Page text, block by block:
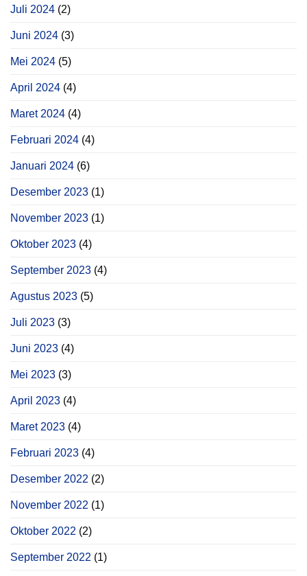
Juli 2024 (2)
Juni 2024 (3)
Mei 2024 (5)
April 2024 (4)
Maret 2024 (4)
Februari 2024 (4)
Januari 2024 (6)
Desember 2023 (1)
November 2023 (1)
Oktober 2023 (4)
September 2023 (4)
Agustus 2023 (5)
Juli 2023 (3)
Juni 2023 (4)
Mei 2023 (3)
April 2023 (4)
Maret 2023 (4)
Februari 2023 (4)
Desember 2022 (2)
November 2022 (1)
Oktober 2022 (2)
September 2022 (1)